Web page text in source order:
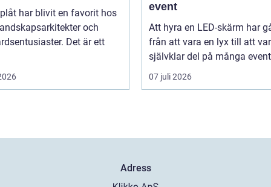
har blivit en favorit hos
och
Det är ett
event
Att hyra en LED-skärm har
från att vara en lyx till att
självklar del på många
07 juli 2026
Adress